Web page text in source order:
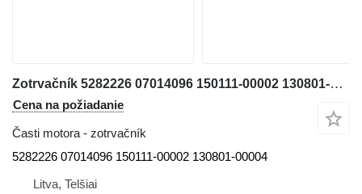
Zotrvačník 5282226 07014096 150111-00002 130801-00004 na rýpadla Doosan DX140LCR-3
Cena na požiadanie
Časti motora - zotrvačník
5282226 07014096 150111-00002 130801-00004
Litva, Telšiai